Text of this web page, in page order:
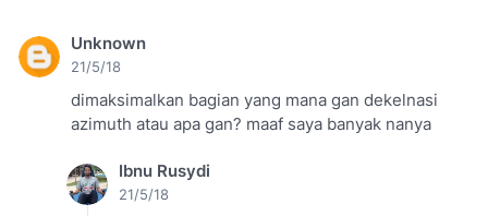
Unknown
21/5/18
dimaksimalkan bagian yang mana gan dekelnasi
azimuth atau apa gan? maaf saya banyak nanya
Ibnu Rusydi
21/5/18